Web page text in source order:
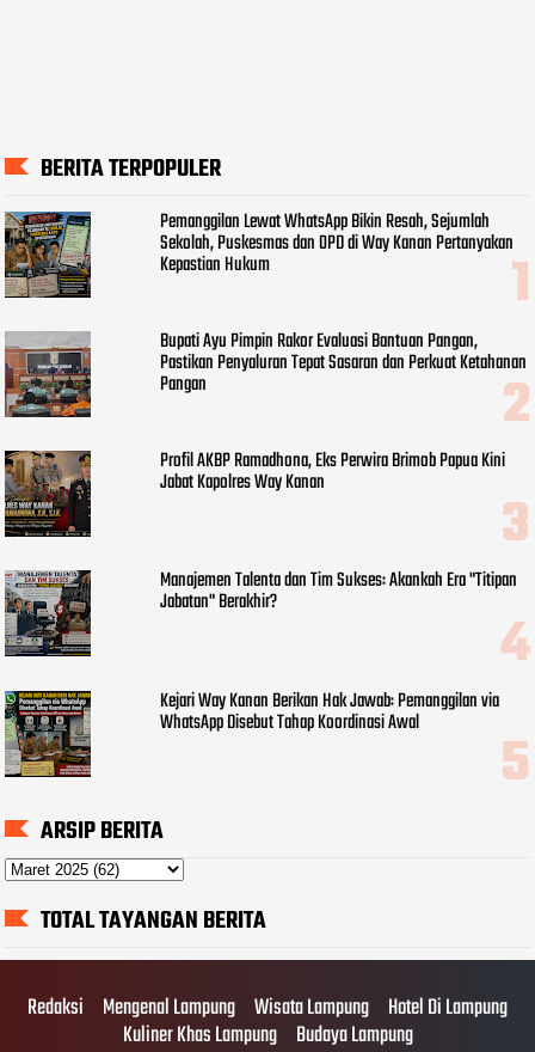
BERITA TERPOPULER
Pemanggilan Lewat WhatsApp Bikin Resah, Sejumlah
Sekolah, Puskesmas dan OPD di Way Kanan Pertanyakan
Kepastian Hukum
Bupati Ayu Pimpin Rakor Evaluasi Bantuan Pangan,
Pastikan Penyaluran Tepat Sasaran dan Perkuat Ketahanan
Pangan
Profil AKBP Ramadhona, Eks Perwira Brimob Papua Kini
Jabat Kapolres Way Kanan
Manajemen Talenta dan Tim Sukses: Akankah Era "Titipan
Jabatan" Berakhir?
Kejari Way Kanan Berikan Hak Jawab: Pemanggilan via
WhatsApp Disebut Tahap Koordinasi Awal
ARSIP BERITA
TOTAL TAYANGAN BERITA
Redaksi Mengenal Lampung Wisata Lampung Hotel Di Lampung
Kuliner Khas Lampung Budaya Lampung